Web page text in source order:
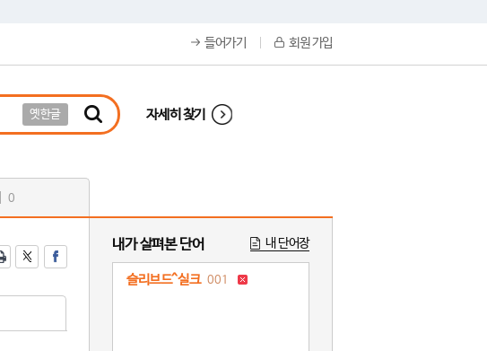
들어가기 회원 가입
옛한글 자세히 찾기
0
내가 살펴본 단어 내 단어장
슬리브드^실크 001